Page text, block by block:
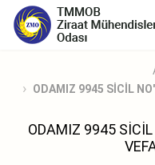
ODAMIZ 9945 SİCİL
ODAMIZ 9945